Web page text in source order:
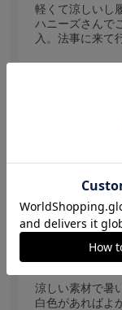
軽くて涼しいし
ハニーズさんで
入。法事に来て
サイズ：Ｓ
no name
156～
涼しい素材で暑
白色があればよ